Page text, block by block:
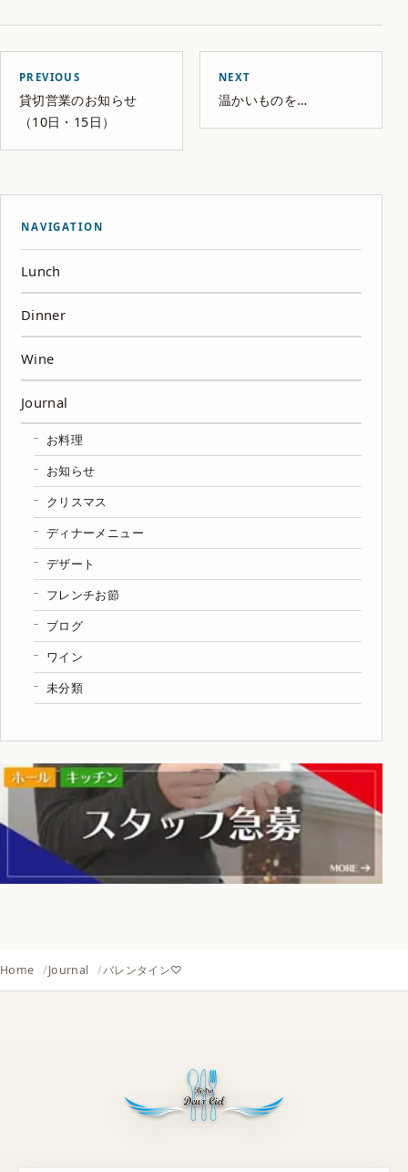
PREVIOUS
貸切営業のお知らせ
（10日・15日）
NEXT
温かいものを…
NAVIGATION
Lunch
Dinner
Wine
Journal
お料理
お知らせ
クリスマス
ディナーメニュー
デザート
フレンチお節
ブログ
ワイン
未分類
Home Journal バレンタイン♡